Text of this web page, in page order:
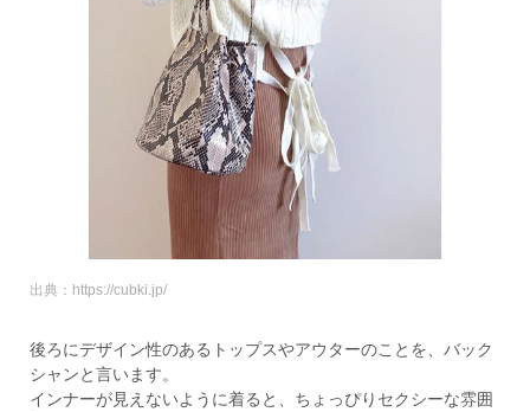
出典：https://cubki.jp/
後ろにデザイン性のあるトップスやアウターのことを、バック
シャンと言います。
インナーが見えないように着ると、ちょっぴりセクシーな雰囲